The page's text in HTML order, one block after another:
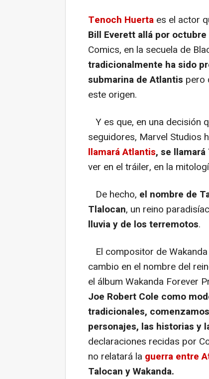
Tenoch Huerta es el actor
Bill Everett allá por octubre
Comics, en la secuela de
tradicionalmente ha sido
submarina de Atlantis pero
este origen.
Y es que, en una decisión
seguidores, Marvel Studios
llamará Atlantis, se llamará
ver en el tráiler, en la
De hecho, el nombre de
Tlalocan, un reino
lluvia y de los terremotos.
El compositor de
cambio en el nombre del
el álbum Wakanda Forever
Joe Robert Cole como
tradicionales,
personajes, las historias y
declaraciones recidas por
no relatará la guerra entre
Talocan y Wakanda.